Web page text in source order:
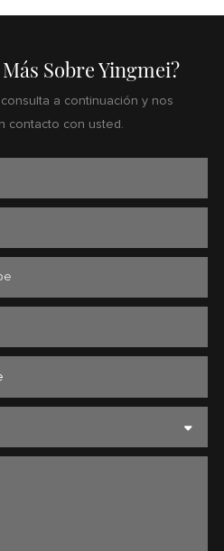
Sobre Yingmei?
a continuación y nos
contacto con usted.